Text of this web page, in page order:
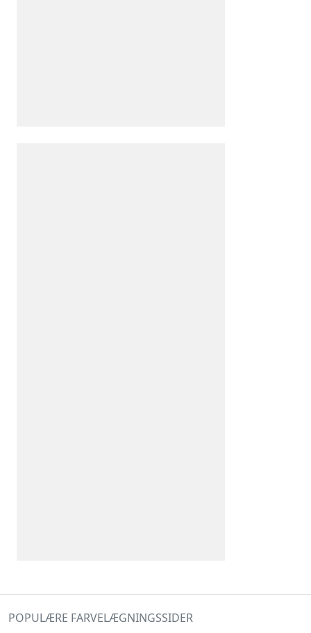
POPULÆRE FARVELÆGNINGSSIDER